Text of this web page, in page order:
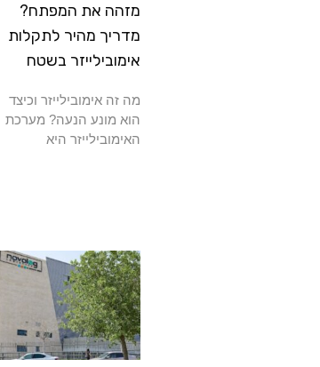
מזהה את המפתח?
מדריך מהיר לתקלות
אימובילייזר בשטח
מה זה אימובילייזר וכיצד
הוא מונע הנעה? מערכת
האימובילייזר היא